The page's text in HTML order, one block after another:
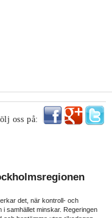
oss på:
det, när kontroll- och
samhället minskar. Regeringen